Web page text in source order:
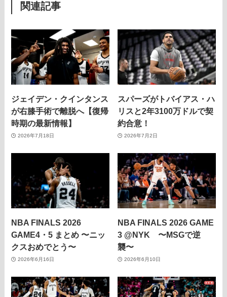
関連記事
ジェイデン・クインタンス
が右膝手術で離脱へ【復帰
時期の最新情報】
2026年7月18日
スパーズがトバイアス・ハ
リスと2年3100万ドルで契
約合意！
2026年7月2日
NBA FINALS 2026
GAME4・5 まとめ 〜ニッ
クスおめでとう〜
2026年6月16日
NBA FINALS 2026 GAME
3 @NYK 〜MSGで逆
襲〜
2026年6月10日